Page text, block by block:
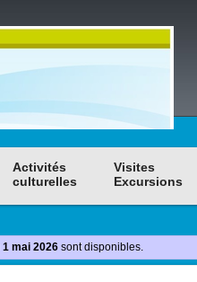
Activités
culturelles
Visites
Excursions
1 mai 2026 sont disponibles.